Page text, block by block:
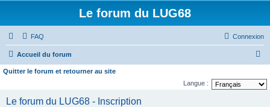
Le forum du LUG68
FAQ Connexion
Accueil du forum
c
Quitter le forum et retourner au site
Langue :
Le forum du LUG68 - Inscription